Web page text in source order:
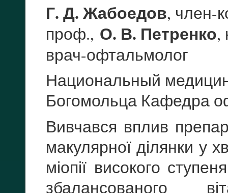
Г. Д. Жабоедов, член-
проф., О. В. Петренко,
врач-офтальмолог
Национальный
Богомольца Кафедра
Вивчався вплив
макулярної ділянки у
міопії високого
збалансованого